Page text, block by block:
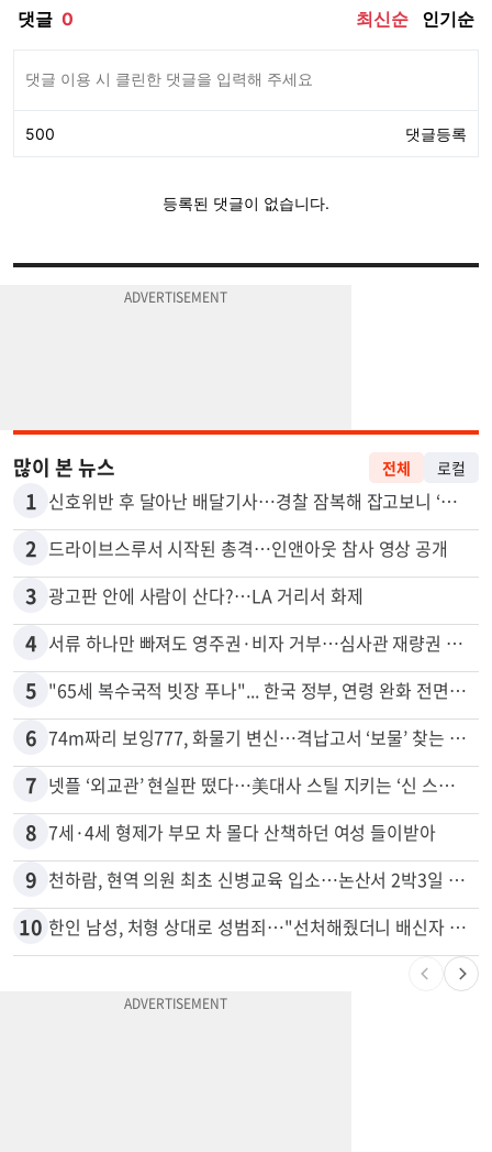
많이 본 뉴스 전체 로컬
1 신호위반 후 달아난 배달기사…경찰 잠복해 잡고보니 ‘반전’
2 드라이브스루서 시작된 총격…인앤아웃 참사 영상 공개
3 광고판 안에 사람이 산다?…LA 거리서 화제
4 서류 하나만 빠져도 영주권·비자 거부…심사관 재량권 대폭 확대
5 "65세 복수국적 빗장 푸나"... 한국 정부, 연령 완화 전면 추진
6 74m짜리 보잉777, 화물기 변신…격납고서 ‘보물’ 찾는 인천공항
7 넷플 ‘외교관’ 현실판 떴다…美대사 스틸 지키는 ‘신 스틸러’
8 7세·4세 형제가 부모 차 몰다 산책하던 여성 들이받아
9 천하람, 현역 의원 최초 신병교육 입소…논산서 2박3일 생활
10 한인 남성, 처형 상대로 성범죄…"선처해줬더니 배신자 취급"